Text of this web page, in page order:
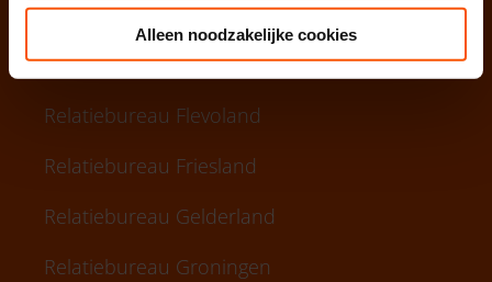
Alleen noodzakelijke cookies
Relatiebureau Eindhoven
Relatiebureau Enschede
Relatiebureau Flevoland
Relatiebureau Friesland
Relatiebureau Gelderland
Relatiebureau Groningen